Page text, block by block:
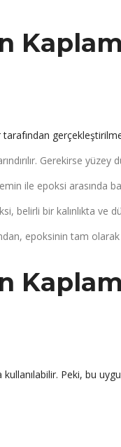
Gerekirse yüzey
ile epoksi arasında
belirli bir kalınlıkta ve
epoksinin tam
Peki, bu